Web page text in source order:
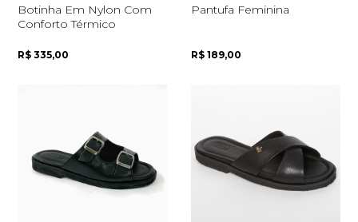
Botinha Em Nylon Com
Conforto Térmico
R$ 335,00
Pantufa Feminina
R$ 189,00